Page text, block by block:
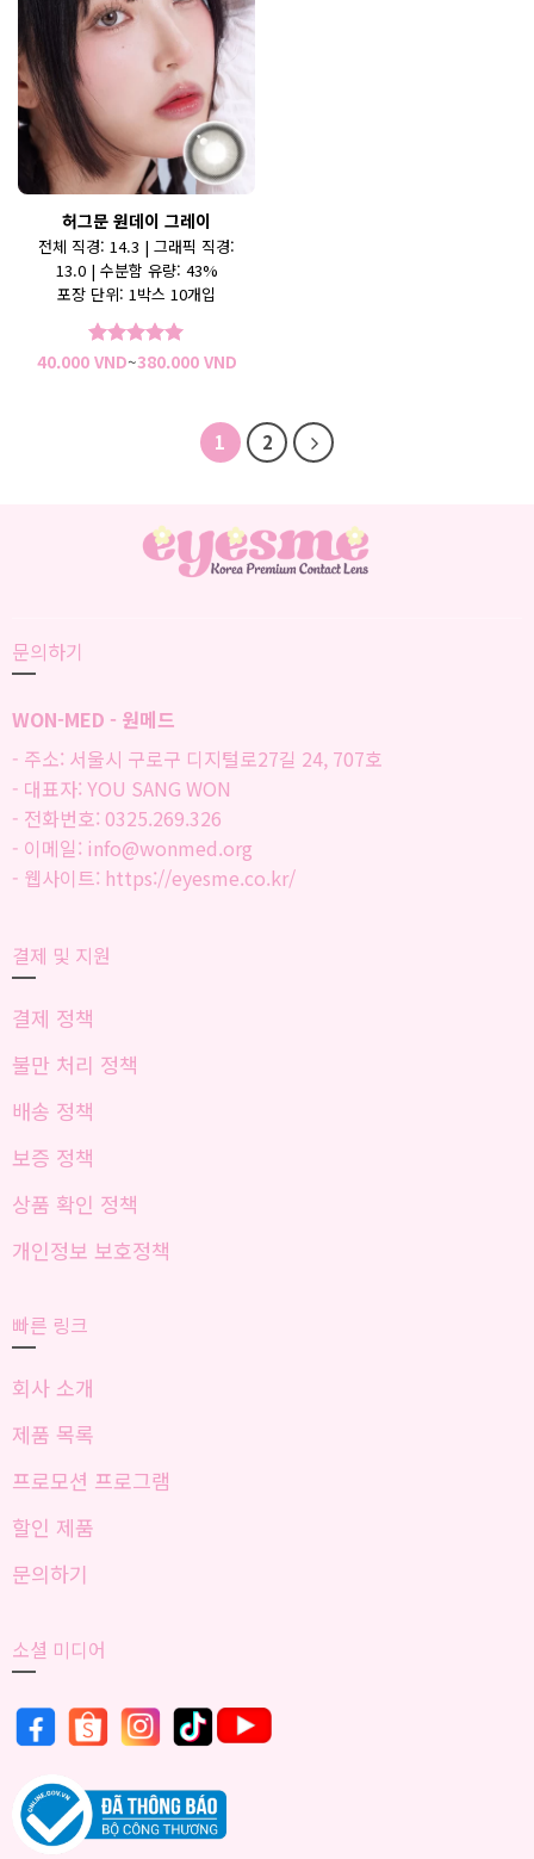
허그문 원데이 그레이
전체 직경: 14.3 | 그래픽 직경:
13.0 | 수분함 유량: 43%
포장 단위: 1박스 10개입
5 중에서5
40.000 VND~380.000 VND가
40.000 VND~380.000 VND
1 2
문의하기
WON-MED - 원메드
- 주소: 서울시 구로구 디지털로27길 24, 707호
- 대표자: YOU SANG WON
- 전화번호: 0325.269.326
- 이메일: info@wonmed.org
- 웹사이트: https://eyesme.co.kr/
결제 및 지원
결제 정책
불만 처리 정책
배송 정책
보증 정책
상품 확인 정책
개인정보 보호정책
빠른 링크
회사 소개
제품 목록
프로모션 프로그램
할인 제품
문의하기
소셜 미디어